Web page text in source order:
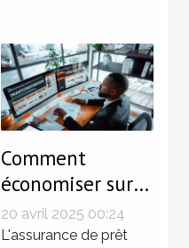
Comment
économiser sur
votre assurance
de prêt
20 avril 2025 00:24
L'assurance de prêt